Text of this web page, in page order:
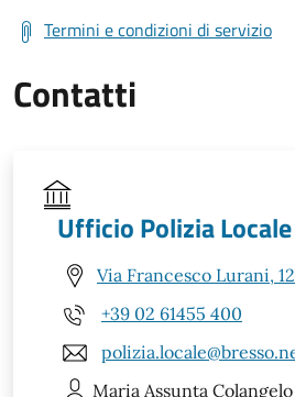
Termini e condizioni di servizio
Contatti
Ufficio Polizia Locale
Via Francesco Lurani,
+39 02 61455 400
Maria Assunta Colangelo